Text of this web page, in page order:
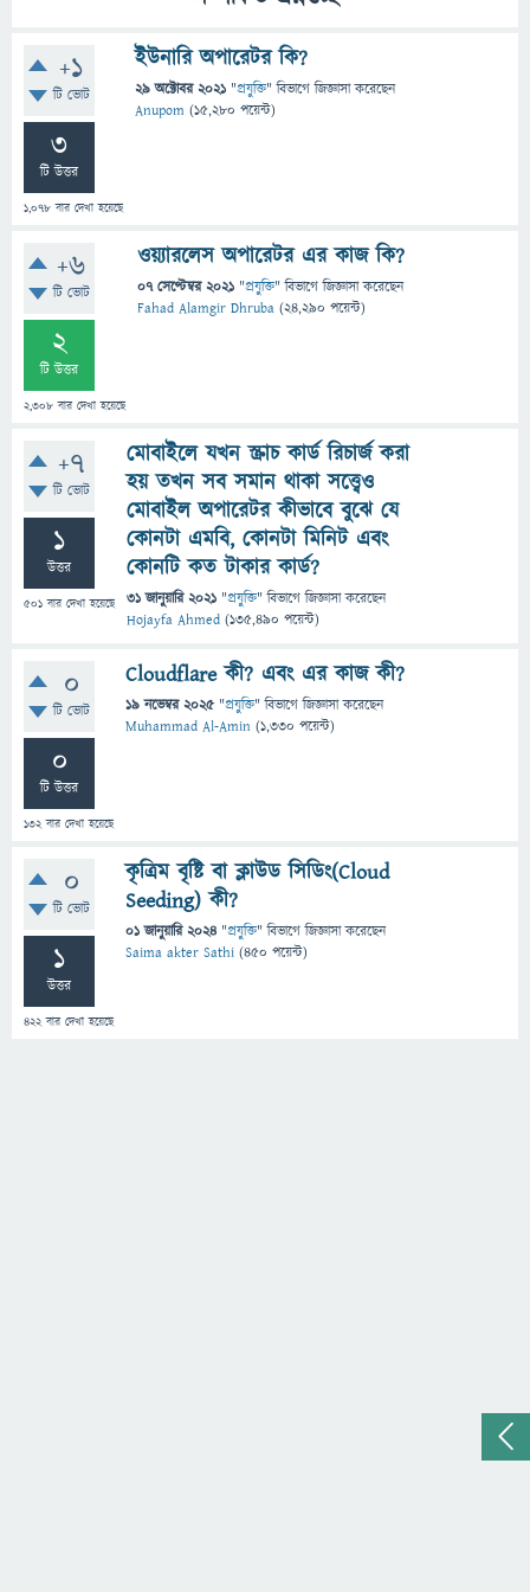
+1
টি ভোট
3
টি উত্তর
1,078 বার দেখা হয়েছে
ইউনারি অপারেটর কি?
29 অক্টোবর 2021 "প্রযুক্তি" বিভাগে জিজ্ঞাসাকরেছেন
Anupom (15,280 পয়েন্ট)
+6
টি ভোট
2
টি উত্তর
2,308 বার দেখা হয়েছে
ওয়্যারলেস অপারেটর এর কাজ কি?
07 সেপ্টেম্বর 2021 "প্রযুক্তি" বিভাগে জিজ্ঞাসাকরেছেন
Fahad Alamgir Dhruba (24,290 পয়েন্ট)
+7
টি ভোট
1
উত্তর
501 বার দেখা হয়েছে
মোবাইলে যখন স্ক্রাচ কার্ড রিচার্জ করা
হয় তখন সব সমান থাকা সত্ত্বেও
মোবাইল অপারেটর কীভাবে বুঝে যে
কোনটা এমবি, কোনটা মিনিট এবং
কোনটি কত টাকার কার্ড?
31 জানুয়ারি 2021 "প্রযুক্তি" বিভাগে জিজ্ঞাসাকরেছেন
Hojayfa Ahmed (135,490 পয়েন্ট)
0
টি ভোট
0
টি উত্তর
132বার দেখা হয়েছে
Cloudflare কী? এবং এর কাজ কী?
19 নভেম্বর 2025 "প্রযুক্তি" বিভাগে জিজ্ঞাসাকরেছেন
Muhammad Al-Amin (1,330 পয়েন্ট)
0
টি ভোট
1
উত্তর
422বার দেখা হয়েছে
কৃত্রিম বৃষ্টি বা ক্লাউড সিডিং(Cloud
Seeding) কী?
01 জানুয়ারি 2024 "প্রযুক্তি" বিভাগে জিজ্ঞাসাকরেছেন
Saima akter Sathi (450 পয়েন্ট)